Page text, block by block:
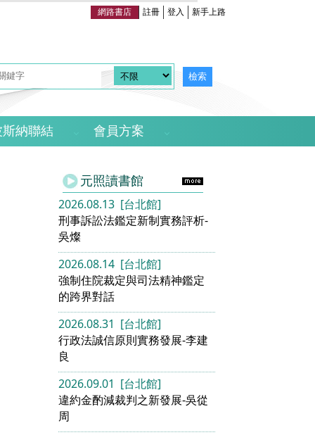
網路書店 新手上路
登入
註冊
斯納聯結 會員方案
元照讀書館
2026.08.13 [台北館]
刑事訴訟法鑑定新制實務評析-
吳燦
2026.08.14 [台北館]
強制住院裁定與司法精神鑑定
的跨界對話
2026.08.31 [台北館]
行政法誠信原則實務發展-李建
良
2026.09.01 [台北館]
違約金酌減裁判之新發展-吳從
周